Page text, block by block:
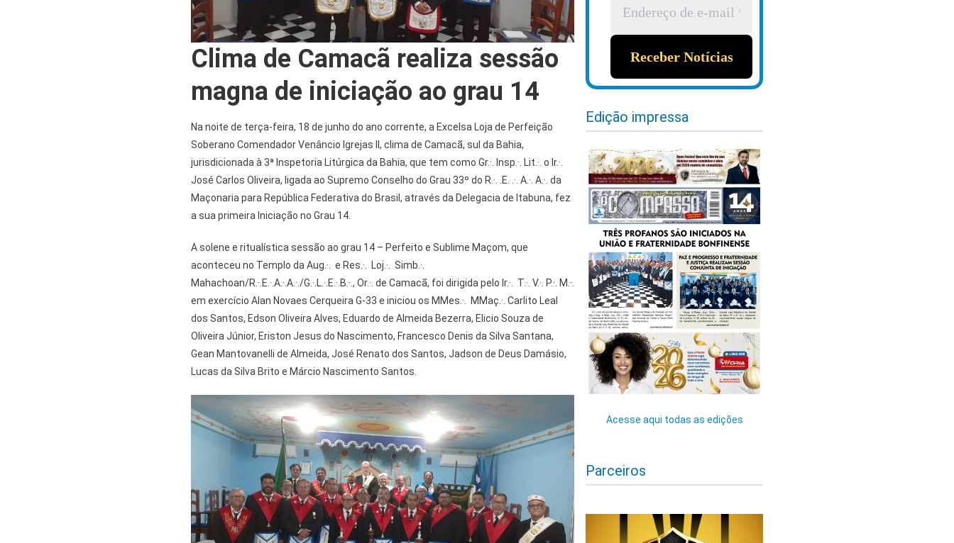
Clima de Camacã realiza sessão
magna de iniciação ao grau 14
Na noite de terça-feira, 18 de junho do ano corrente, a Excelsa Loja de Perfeição
Soberano Comendador Venâncio Igrejas II, clima de Camacã, sul da Bahia,
jurisdicionada à 3ª Inspetoria Litúrgica da Bahia, que tem como Gr.·. Insp.·. Lit.·. o Ir.·.
José Carlos Oliveira, ligada ao Supremo Conselho do Grau 33º do R.·. .E. .·. A.·. A.·. da
Maçonaria para República Federativa do Brasil, através da Delegacia de Itabuna, fez
a sua primeira Iniciação no Grau 14.
A solene e ritualística sessão ao grau 14 – Perfeito e Sublime Maçom, que
aconteceu no Templo da Aug.·. e Res.·. Loj.·. Simb.·.
Mahachoan/R.·.E.·.A.·.A.·./G.·.L.·.E.·.B.·., Or.·. de Camacã, foi dirigida pelo Ir.·. T.·. V.·. P.·. M.·.
em exercício Alan Novaes Cerqueira G-33 e iniciou os MMes.·. MMaç.·. Carlito Leal
dos Santos, Edson Oliveira Alves, Eduardo de Almeida Bezerra, Elicio Souza de
Oliveira Júnior, Eriston Jesus do Nascimento, Francesco Denis da Silva Santana,
Gean Mantovanelli de Almeida, José Renato dos Santos, Jadson de Deus Damásio,
Lucas da Silva Brito e Márcio Nascimento Santos.
Edição impressa
Acesse aqui todas as edições
Parceiros